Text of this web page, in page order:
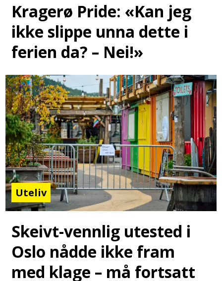
Kragerø Pride: «Kan jeg
ikke slippe unna dette i
ferien da? – Nei!»
Uteliv
Skeivt-vennlig utested i
Oslo nådde ikke fram
med klage – må fortsatt